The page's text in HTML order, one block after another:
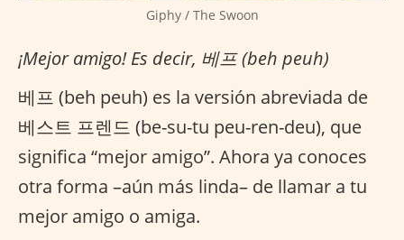
Giphy / The Swoon
¡Mejor amigo! Es decir, 베프 (beh peuh)
베프 (beh peuh) es la versión abreviada de
베스트 프렌드 (be-su-tu peu-ren-deu), que
significa “mejor amigo”. Ahora ya conoces
otra forma –aún más linda– de llamar a tu
mejor amigo o amiga.